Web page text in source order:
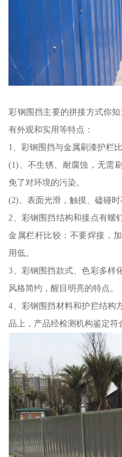
彩钢围挡主要的拼接方式你
有外观和实用等特点：
1、彩钢围挡与金属刷漆护栏比
(1)、不生锈、耐腐蚀，无需
免了对环境的污染。
(2)、表面光滑，触摸、磕碰时
2、彩钢围挡结构和接点有螺
金属栏杆比较：不要焊接，
用低。
3、彩钢围挡款式、色彩多样
风格简约，醒目明亮的特点。
4、彩钢围挡材料和护拦结构
品上，产品经检测机构鉴定符